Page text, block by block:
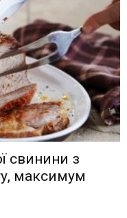
свинини з
максимум